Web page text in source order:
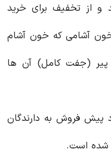
و از تخفیف برای خرید
آشامی که خون‌ آشام
پیر (جفت کامل) آن ها
اسنیکی ومپایرز، 8888 مورد پیش فروش به دارندگان
شده است.